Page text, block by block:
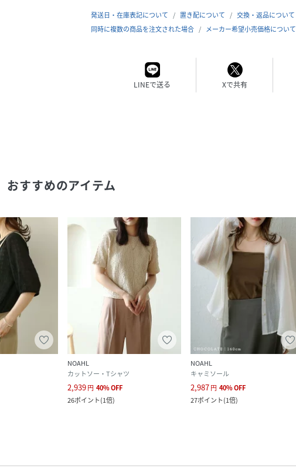
発送日・在庫表記について 置き配について
交換・返品について
同時に複数の商品を注文された場合
メーカー希望小売価格について
LINEで送る Xで共有
おすすめのアイテム
NOAHL
カットソー・Tシャツ
2,939円 40%OFF
26ポイント(1倍)
NOAHL
キャミソール
2,987円 40%OFF
27ポイント(1倍)